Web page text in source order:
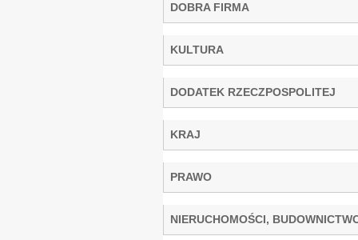
DOBRA FIRMA
KULTURA
DODATEK RZECZPOSPOLITEJ
KRAJ
PRAWO
NIERUCHOMOŚCI,